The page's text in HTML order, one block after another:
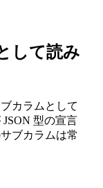
して読み
カラムとして
型の宣言
ブカラムは常